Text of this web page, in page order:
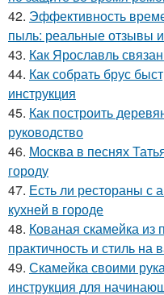
42. Эффективность
пыль: реальные отзывы
43. Как Ярославль
44. Как собрать брус
инструкция
45. Как построить
руководство
46. Москва в песнях
городу
47. Есть ли рестораны с
кухней в городе
48. Кованая скамейка из
практичность и стиль на
49. Скамейка своими
инструкция для